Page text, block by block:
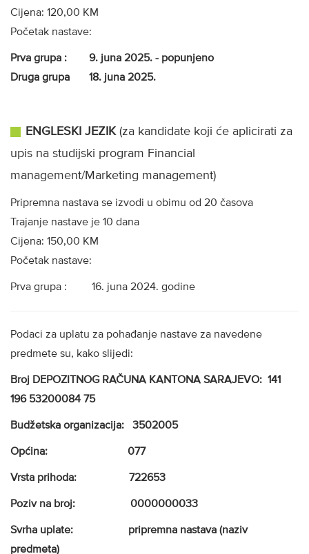
Cijena: 120,00 KM
Početak nastave:
Prva grupa : 9. juna 2025. - popunjeno
Druga grupa 18. juna 2025.
ENGLESKI JEZIK(za kandidate koji će aplicirati za
upis na studijski program Financial
management/Marketing management)
Pripremna nastava se izvodi u obimu od 20 časova
Trajanje nastave je 10 dana
Cijena: 150,00 KM
Početak nastave:
Prva grupa : 16. juna 2024. godine
Podaci za uplatu za pohađanje nastave za navedene
predmete su, kako slijedi:
Broj DEPOZITNOG RAČUNA KANTONA SARAJEVO: 141
196 53200084 75
Budžetska organizacija: 3502005
Općina: 077
Vrsta prihoda: 722653
Poziv na broj: 0000000033
Svrha uplate: pripremna nastava (naziv
predmeta)